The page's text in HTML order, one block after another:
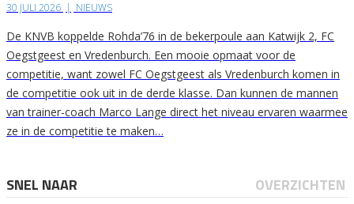
30 JULI 2026 | NIEUWS
De KNVB koppelde Rohda’76 in de bekerpoule aan Katwijk 2, FC
Oegstgeest en Vredenburch. Een mooie opmaat voor de
competitie, want zowel FC Oegstgeest als Vredenburch komen in
de competitie ook uit in de derde klasse. Dan kunnen de mannen
van trainer-coach Marco Lange direct het niveau ervaren waarmee
ze in de competitie te maken…
SNEL NAAR OVERZICHTEN